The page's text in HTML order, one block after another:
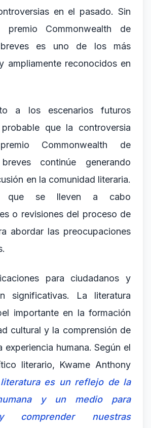
en el pasado. Sin
premio Commonwealth de
breves es uno de los más
ampliamente reconocidos en
a los escenarios futuros
que la controversia
Commonwealth de
continúe generando
en la comunidad literaria.
que se lleven a cabo
o revisiones del proceso de
abordar las preocupaciones
para ciudadanos y
significativas. La literatura
importante en la formación
cultural y la comprensión de
experiencia humana. Según el
literario, Kwame Anthony
es un reflejo de la
y un medio para
comprender nuestras